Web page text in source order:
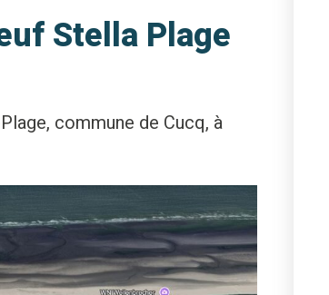
Stella Plage
commune de Cucq, à